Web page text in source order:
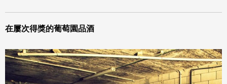
在屢次得獎的葡萄園品酒